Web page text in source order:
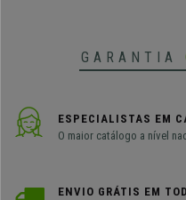
GARANTIA
ESPECIALISTAS EM
O maior catálogo a nível
ENVIO GRÁTIS EM